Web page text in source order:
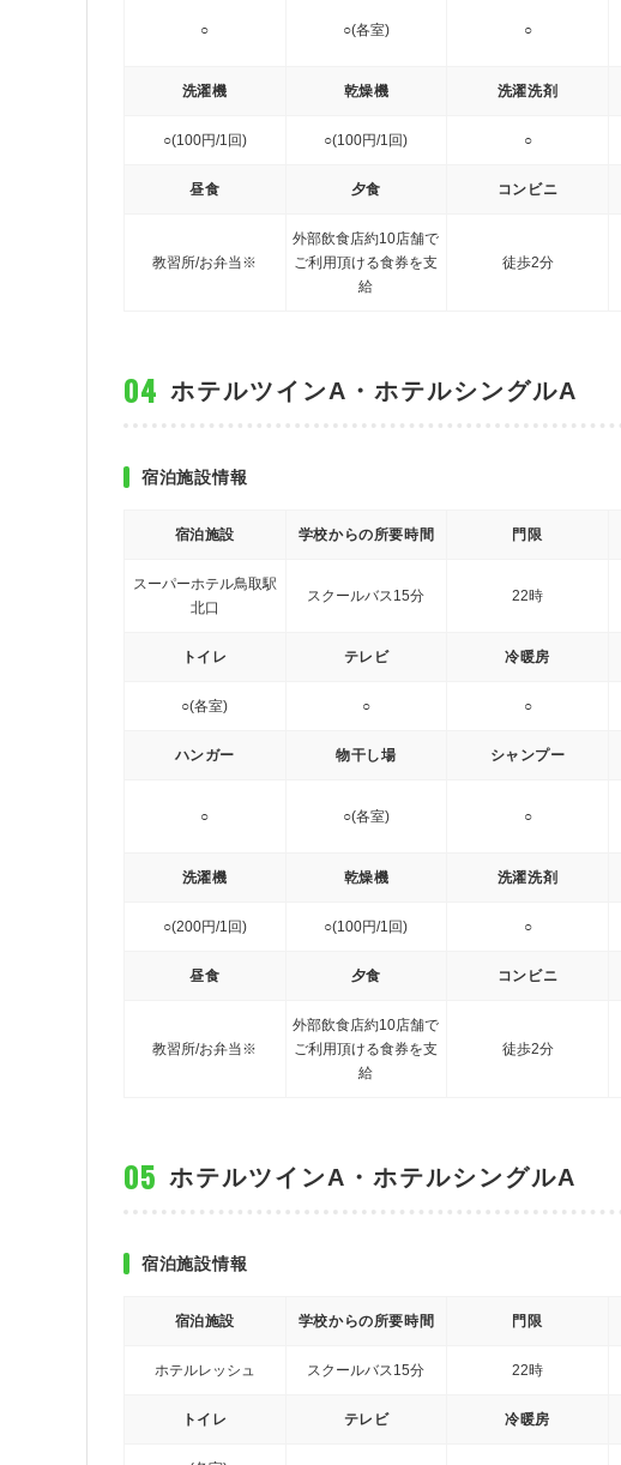
○ ○(各室) ○
洗濯機
○(100円/1回)
乾燥機
○(100円/1回)
洗濯洗剤
○
昼食
教習所/お弁当※
夕食
外部飲食店約10店舗で
ご利用頂ける食券を支
給
コンビニ
徒歩2分
ホテルツインA・ホテルシングルA
宿泊施設情報
宿泊施設
スーパーホテル鳥取駅
北口
学校からの所要時間
スクールバス15分
門限
22時
トイレ
○(各室)
テレビ
○
冷暖房
○
ハンガー
○
物干し場
○(各室)
シャンプー
○
洗濯機
○(200円/1回)
乾燥機
○(100円/1回)
洗濯洗剤
○
昼食
教習所/お弁当※
夕食
外部飲食店約10店舗で
ご利用頂ける食券を支
給
コンビニ
徒歩2分
ホテルツインA・ホテルシングルA
宿泊施設情報
宿泊施設
ホテルレッシュ
学校からの所要時間
スクールバス15分
門限
22時
トイレ テレビ 冷暖房